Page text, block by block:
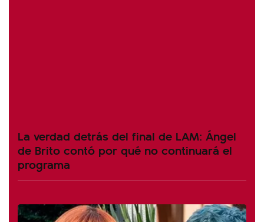
La verdad detrás del final de LAM: Ángel
de Brito contó por qué no continuará el
programa